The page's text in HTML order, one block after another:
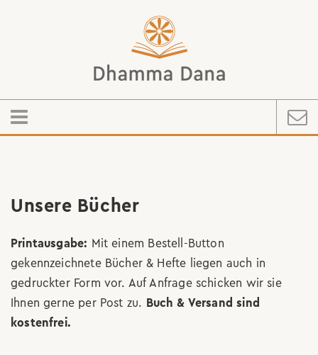
Unsere Bücher
Printausgabe: Mit einem Bestell-Button
gekennzeichnete Bücher & Hefte liegen auch in
gedruckter Form vor. Auf Anfrage schicken wir sie
Ihnen gerne per Post zu. Buch & Versand sind
kostenfrei.